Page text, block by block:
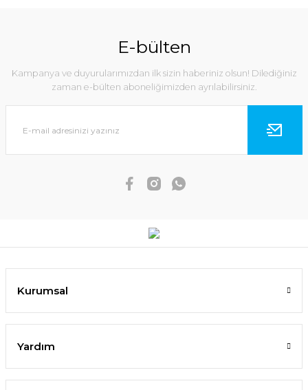
E-bülten
Kampanya ve duyurularımızdan ilk sizin haberiniz olsun! Dilediğiniz
zaman e-bülten aboneliğimizden ayrılabilirsiniz.
Kurumsal
Yardım